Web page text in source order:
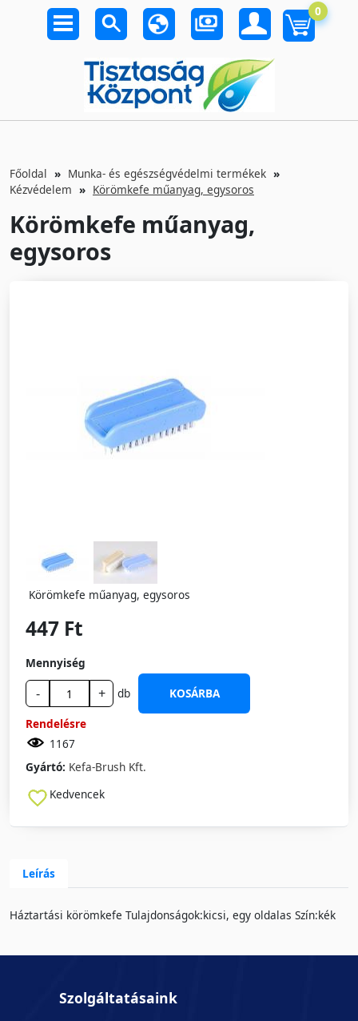
0
Főoldal
Munka- és egészségvédelmi termékek
Kézvédelem
Körömkefe műanyag, egysoros
Körömkefe műanyag,
egysoros
Körömkefe műanyag, egysoros
447 Ft
Mennyiség
- + db
KOSÁRBA
Rendelésre
1167
Gyártó: Kefa-Brush Kft.
Kedvencek
Leírás
Háztartási körömkefe Tulajdonságok:kicsi, egy oldalas Szín:kék
Szolgáltatásaink